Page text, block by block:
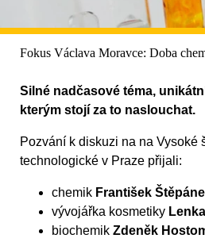
Fokus Václava Moravce: Doba
Silné nadčasové téma,
kterým stojí za to naslouchat.
Pozvání k diskuzi na na Vysoké
technologické v Praze přijali:
chemik František
vývojářka kosmetiky
biochemik Zdeněk